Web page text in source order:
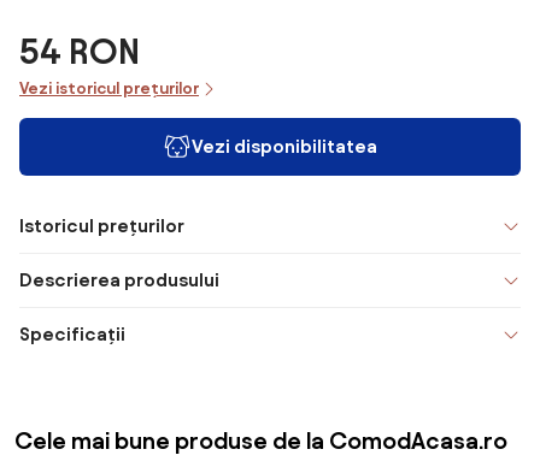
54 RON
Vezi istoricul prețurilor
Vezi disponibilitatea
Istoricul prețurilor
Descrierea produsului
Specificații
Cele mai bune produse de la ComodAcasa.ro